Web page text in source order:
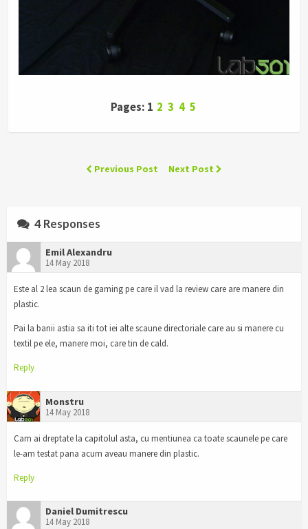
Pages: 1 2 3 4 5
Previous Post Next Post
4 Responses
Emil Alexandru
14 May 2018
Este al 2 lea scaun de gaming pe care il vad la review care are manere din
plastic.
Pai la banii astia sa iti tot iei alte scaune directoriale care au si manere cu
textil pe ele, manere moi, care tin de cald.
Reply
Monstru
14 May 2018
Cam ai dreptate la capitolul asta, cu mentiunea ca toate scaunele pe care
le-am testat pana acum aveau manere din plastic.
Reply
Daniel Dumitrescu
14 May 2018